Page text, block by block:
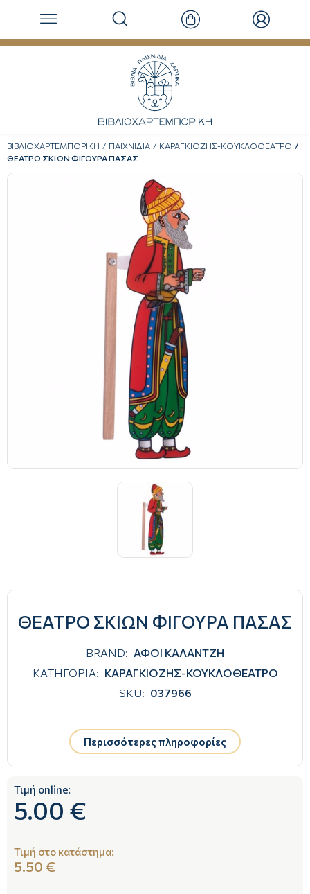
ΒΙΒΛΙΟΧΑΡΤΕΜΠΟΡΙΚΗ ΠΑΙΧΝΙΔΙΑ
ΚΑΡΑΓΚΙΟΖΗΣ-ΚΟΥΚΛΟΘΕΑΤΡΟ
ΘΕΑΤΡΟ ΣΚΙΩΝ ΦΙΓΟΥΡΑ ΠΑΣΑΣ
ΘΕΑΤΡΟ ΣΚΙΩΝ ΦΙΓΟΥΡΑ ΠΑΣΑΣ
BRAND: ΑΦΟΙ ΚΑΛΑΝΤΖΗ
ΚΑΤΗΓΟΡΙΑ: ΚΑΡΑΓΚΙΟΖΗΣ-ΚΟΥΚΛΟΘΕΑΤΡΟ
SKU: 037966
Περισσότερες πληροφορίες
Τιμή online:
5.00 €
Τιμή στο κατάστημα:
5.50 €